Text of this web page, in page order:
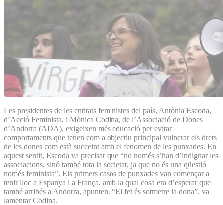
Les presidentes de les entitats feministes del país, Antònia Escoda,
d’Acció Feminista, i Mònica Codina, de l’Associació de Dones
d’Andorra (ADA), exigeixen més educació per evitar
comportaments que tenen com a objectiu principal vulnerar els drets
de les dones com està succeint amb el fenomen de les punxades. En
aquest sentit, Escoda va precisar que “no només s’han d’indignar les
associacions, sinó també tota la societat, ja que no és una qüestió
només feminista”. Els primers casos de punxades van començar a
tenir lloc a Espanya i a França, amb la qual cosa era d’esperar que
també arribés a Andorra, apunten. “El fet és sotmetre la dona”, va
lamentar Codina.